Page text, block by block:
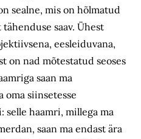
sealne, mis on hõlmatud
saav. Ühest
eesleiduvana,
on nad mõtestatud seoses
saan ma
oma siinsetesse
selle haamri, millega ma
saan ma endast ära